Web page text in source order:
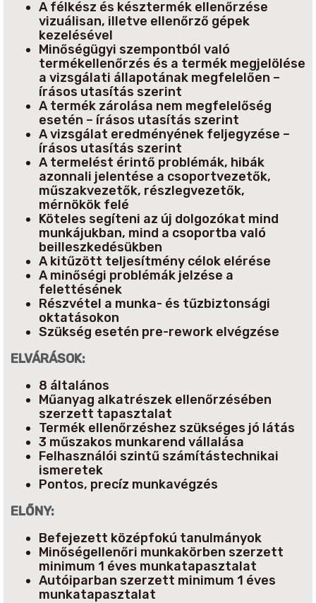
A félkész és késztermék ellenőrzése
vizuálisan, illetve ellenőrző gépek
kezelésével
Minőségügyi szempontból való
termékellenőrzés és a termék megjelölése
a vizsgálati állapotának megfelelően –
írásos utasítás szerint
A termék zárolása nem megfelelőség
esetén – írásos utasítás szerint
A vizsgálat eredményének feljegyzése –
írásos utasítás szerint
A termelést érintő problémák, hibák
azonnali jelentése a csoportvezetők,
műszakvezetők, részlegvezetők,
mérnökök felé
Köteles segíteni az új dolgozókat mind
munkájukban, mind a csoportba való
beilleszkedésükben
A kitűzött teljesítmény célok elérése
A minőségi problémák jelzése a
felettésének
Részvétel a munka- és tűzbiztonsági
oktatásokon
Szükség esetén pre-rework elvégzése
ELVÁRÁSOK:
8 általános
Műanyag alkatrészek ellenőrzésében
szerzett tapasztalat
Termék ellenőrzéshez szükséges jó látás
3 műszakos munkarend vállalása
Felhasználói szintű számítástechnikai
ismeretek
Pontos, precíz munkavégzés
ELŐNY:
Befejezett középfokú tanulmányok
Minőségellenőri munkakörben szerzett
minimum 1 éves munkatapasztalat
Autóiparban szerzett minimum 1 éves
munkatapasztalat